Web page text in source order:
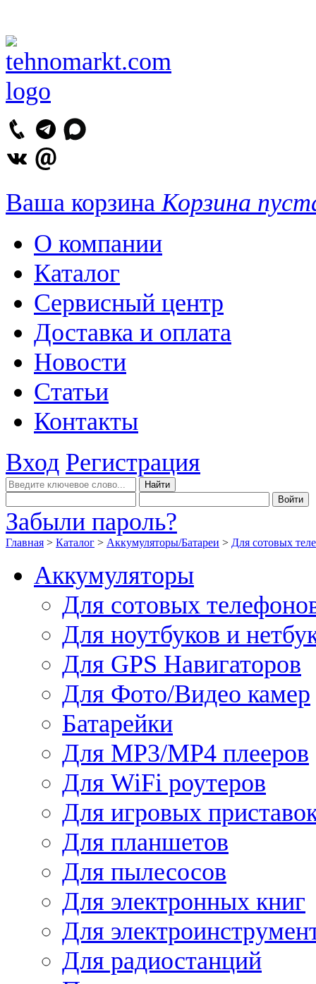
Ваша корзина Корзина
О компании
Каталог
Сервисный центр
Доставка и оплата
Новости
Статьи
Контакты
Вход Регистрация
Забыли пароль?
Главная > Каталог > Аккумуляторы/Батареи > Для сотовых
Аккумуляторы
Для сотовых
Для ноутбуков и
Для GPS Навигаторов
Для Фото/Видео камер
Батарейки
Для MP3/MP4 плееров
Для WiFi роутеров
Для игровых
Для планшетов
Для пылесосов
Для электронных книг
Для
Для радиостанций